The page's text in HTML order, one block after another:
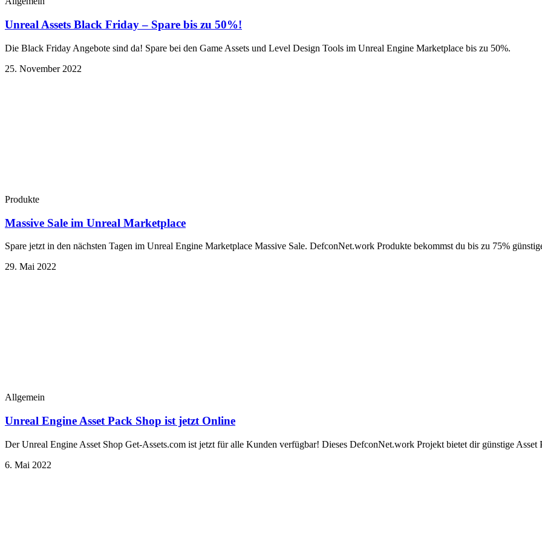
Unreal Assets Black Friday – Spare bis zu 50%!
Die Black Friday Angebote sind da! Spare bei den Game Assets und Level Design Tools im Unreal Engine Marketplace bis zu 50%.
25. November 2022
Produkte
Massive Sale im Unreal Marketplace
Spare jetzt in den nächsten Tagen im Unreal Engine Marketplace Massive Sale. DefconNet.work Produkte bekommst du bis zu 75%
29. Mai 2022
Allgemein
Unreal Engine Asset Pack Shop ist jetzt Online
Der Unreal Engine Asset Shop Get-Assets.com ist jetzt für alle Kunden verfügbar! Dieses DefconNet.work Projekt bietet dir günstige Asset
6. Mai 2022